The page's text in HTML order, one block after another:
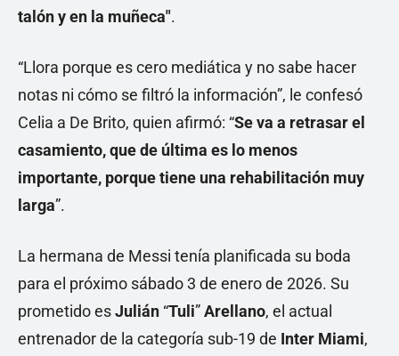
talón y en la muñeca".
“Llora porque es cero mediática y no sabe hacer
notas ni cómo se filtró la información”, le confesó
Celia a De Brito, quien afirmó: “Se va a retrasar el
casamiento, que de última es lo menos
importante, porque tiene una rehabilitación muy
larga”.
La hermana de Messi tenía planificada su boda
para el próximo sábado 3 de enero de 2026. Su
prometido esJulián “Tuli”Arellano, el actual
entrenador de la categoría sub-19 de Inter Miami,